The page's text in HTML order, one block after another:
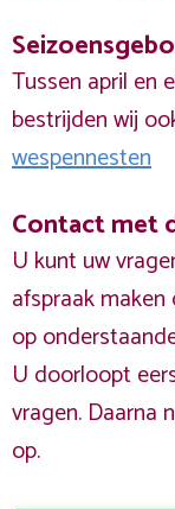
Tussen april en
bestrijden wij
wespennesten
Contact met
U kunt uw
afspraak
op
U doorloopt
vragen. Daarna
op.